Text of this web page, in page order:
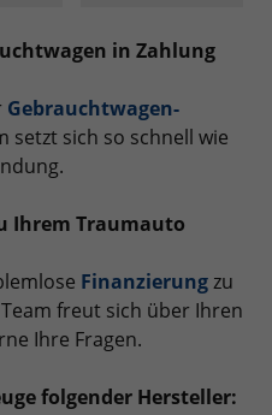
in Zahlung
Gebrauchtwagen-
setzt sich so schnell wie
Ihrem Traumauto
Finanzierungzu
freut sich über Ihren
Ihre Fragen.
folgender Hersteller: